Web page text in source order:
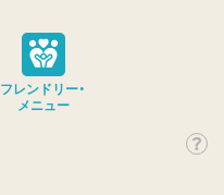
フレンドリー・
メニュー